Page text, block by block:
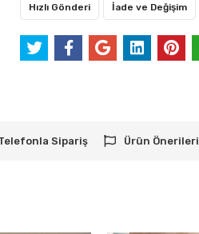
Hızlı Gönderi İade ve Değişim
Sipariş Ürün Önerileri